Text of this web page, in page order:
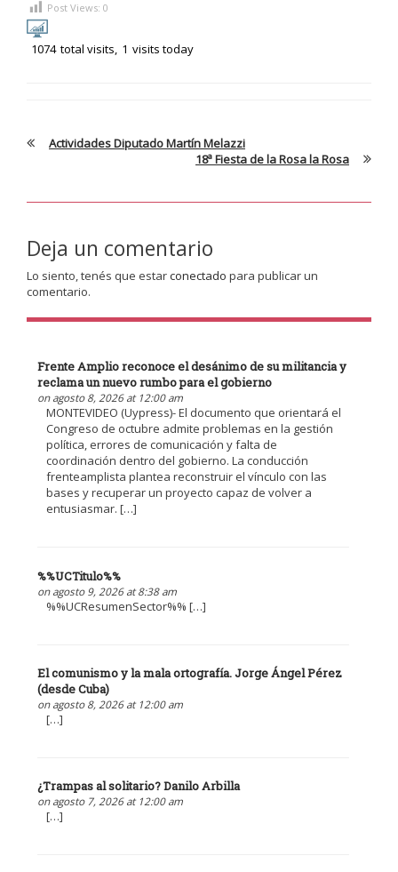
Post Views: 0
1074 total visits, 1 visits today
Actividades Diputado Martín Melazzi
18ª Fiesta de la Rosa la Rosa
Deja un comentario
Lo siento, tenés que estarconectado para publicar un
comentario.
Frente Amplio reconoce el desánimo de su militancia y
reclama un nuevo rumbo para el gobierno
on agosto 8, 2026 at 12:00 am
MONTEVIDEO (Uypress)- El documento que orientará el
Congreso de octubre admite problemas en la gestión
política, errores de comunicación y falta de
coordinación dentro del gobierno. La conducción
frenteamplista plantea reconstruir el vínculo con las
bases y recuperar un proyecto capaz de volver a
entusiasmar. […]
%%UCTitulo%%
on agosto 9, 2026 at 8:38 am
%%UCResumenSector%% […]
El comunismo y la mala ortografía. Jorge Ángel Pérez
(desde Cuba)
on agosto 8, 2026 at 12:00 am
[…]
¿Trampas al solitario? Danilo Arbilla
on agosto 7, 2026 at 12:00 am
[…]